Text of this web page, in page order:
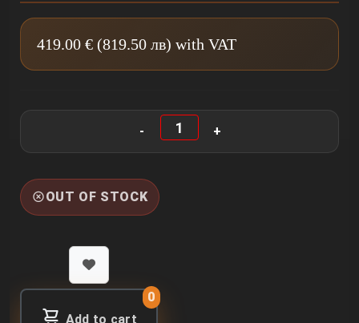
419.00 € (819.50 лв) with VAT
OUT OF STOCK
Add to cart
0